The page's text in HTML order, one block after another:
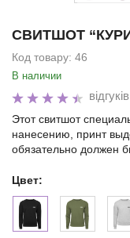
СВИТШОТ
Код товару: 46
В наличии
Этот свитшот
нанесению, принт
обязательно должен
Цвет: